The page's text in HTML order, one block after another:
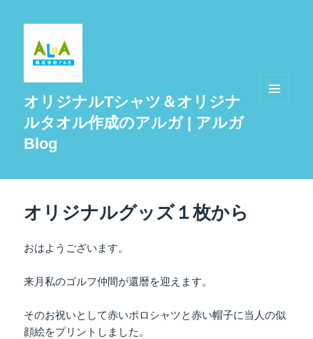
オリジナルTシャツ＆オリジナ
ルタオル作成のアルガ | アルガ
Blog
オリジナルグッズ１枚から
おはようございます。
来月私のゴルフ仲間が還暦を迎えます。
そのお祝いとして赤いポロシャツと赤い帽子に当人の似
顔絵をプリントしました。